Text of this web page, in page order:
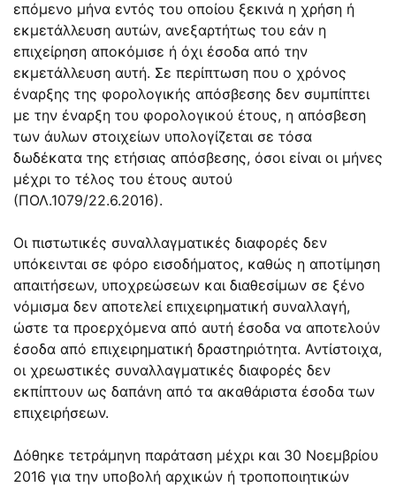
επόμενο μήνα εντός του οποίου ξεκινά η χρήση ή
εκμετάλλευση αυτών, ανεξαρτήτως του εάν η
επιχείρηση αποκόμισε ή όχι έσοδα από την
εκμετάλλευση αυτή. Σε περίπτωση που ο χρόνος
έναρξης της φορολογικής απόσβεσης δεν συμπίπτει
με την έναρξη του φορολογικού έτους, η απόσβεση
των άυλων στοιχείων υπολογίζεται σε τόσα
δωδέκατα της ετήσιας απόσβεσης, όσοι είναι οι μήνες
μέχρι το τέλος του έτους αυτού
(ΠΟΛ.1079/22.6.2016).
Οι πιστωτικές συναλλαγματικές διαφορές δεν
υπόκεινται σε φόρο εισοδήματος, καθώς η αποτίμηση
απαιτήσεων, υποχρεώσεων και διαθεσίμων σε ξένο
νόμισμα δεν αποτελεί επιχειρηματική συναλλαγή,
ώστε τα προερχόμενα από αυτή έσοδα να αποτελούν
έσοδα από επιχειρηματική δραστηριότητα. Αντίστοιχα,
οι χρεωστικές συναλλαγματικές διαφορές δεν
εκπίπτουν ως δαπάνη από τα ακαθάριστα έσοδα των
επιχειρήσεων.
Δόθηκε τετράμηνη παράταση μέχρι και 30 Νοεμβρίου
2016 για την υποβολή αρχικών ή τροποποιητικών